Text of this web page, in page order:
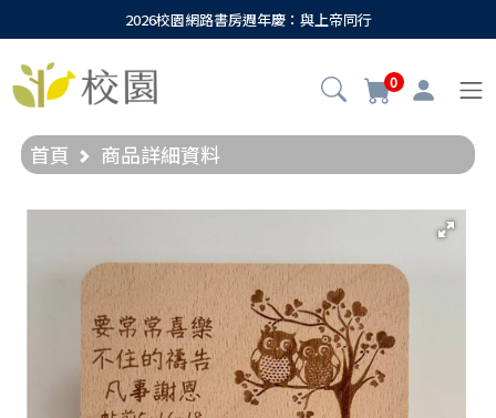
2026校園網路書房週年慶：與上帝同行
0
首頁 商品詳細資料